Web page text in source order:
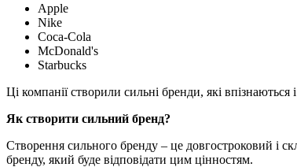
Apple
Nike
Coca-Cola
McDonald's
Starbucks
Ці компанії створили сильні бренди, які
Як створити сильний бренд?
Створення сильного бренду – це довгостроковий і
бренду, який буде відповідати цим цінностям.